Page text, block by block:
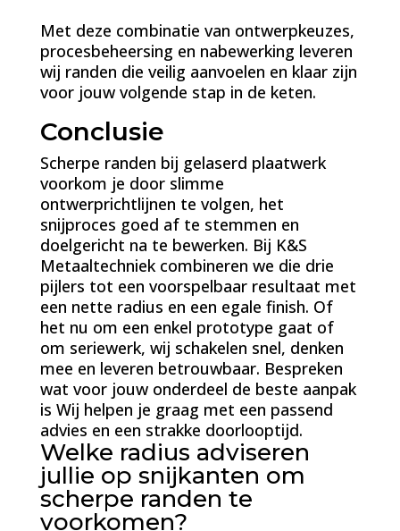
Met deze combinatie van ontwerpkeuzes,
procesbeheersing en nabewerking leveren
wij randen die veilig aanvoelen en klaar zijn
voor jouw volgende stap in de keten.
Conclusie
Scherpe randen bij gelaserd plaatwerk
voorkom je door slimme
ontwerprichtlijnen te volgen, het
snijproces goed af te stemmen en
doelgericht na te bewerken. Bij K&S
Metaaltechniek combineren we die drie
pijlers tot een voorspelbaar resultaat met
een nette radius en een egale finish. Of
het nu om een enkel prototype gaat of
om seriewerk, wij schakelen snel, denken
mee en leveren betrouwbaar. Bespreken
wat voor jouw onderdeel de beste aanpak
is Wij helpen je graag met een passend
advies en een strakke doorlooptijd.
Welke radius adviseren
jullie op snijkanten om
scherpe randen te
voorkomen?